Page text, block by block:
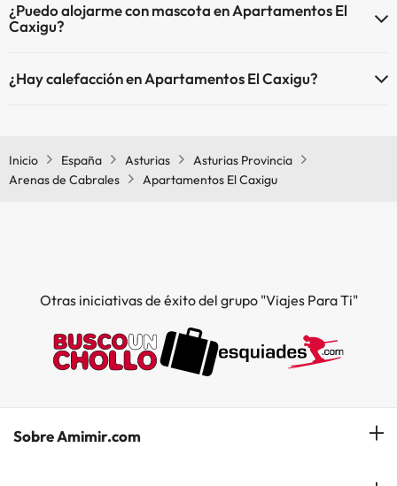
¿Puedo alojarme con mascota en Apartamentos El
Caxigu?
de pago directo en hotel). Consulta las condiciones.
¿Hay calefacción en Apartamentos El Caxigu?
Inicio España Asturias
Asturias Provincia
Arenas de Cabrales
Apartamentos El Caxigu
Otras iniciativas de éxito del grupo "Viajes Para Ti"
Sobre Amimir.com